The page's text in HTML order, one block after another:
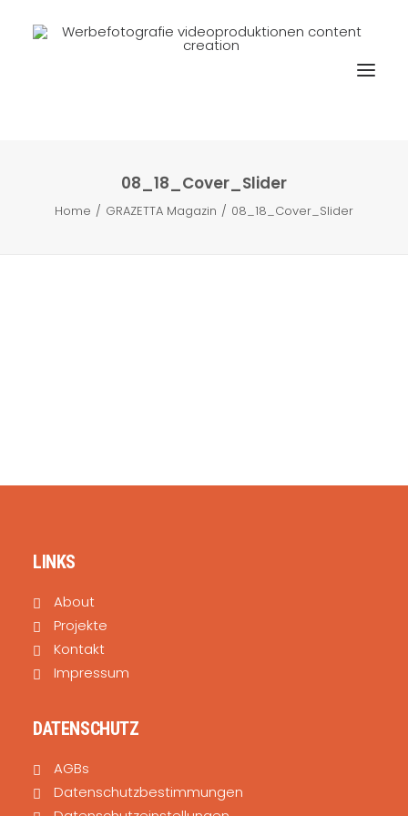
08_18_Cover_Slider
Home GRAZETTA Magazin 08_18_Cover_Slider
LINKS
About
Projekte
Kontakt
Impressum
DATENSCHUTZ
AGBs
Datenschutzbestimmungen